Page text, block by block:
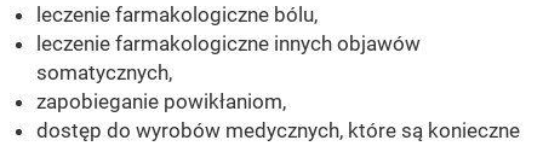
leczenie farmakologiczne bólu,
leczenie farmakologiczne innych objawów
somatycznych,
zapobieganie powikłaniom,
dostęp do wyrobów medycznych, które są konieczne